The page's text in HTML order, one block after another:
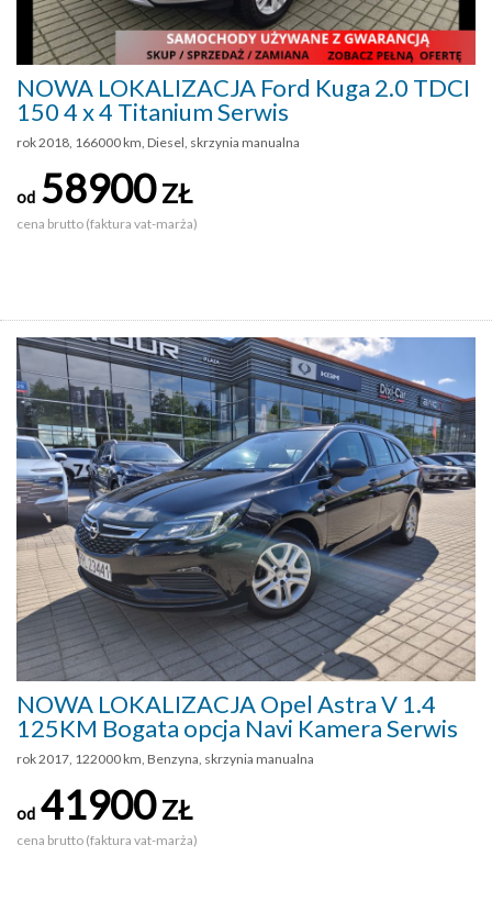
NOWA LOKALIZACJA Ford Kuga 2.0 TDCI
150 4 x 4 Titanium Serwis
rok 2018, 166000 km, Diesel, skrzynia manualna
od 58900ZŁ
cena brutto (faktura vat-marża)
NOWA LOKALIZACJA Opel Astra V 1.4
125KM Bogata opcja Navi Kamera Serwis
rok 2017, 122000 km, Benzyna, skrzynia manualna
od 41900ZŁ
cena brutto (faktura vat-marża)